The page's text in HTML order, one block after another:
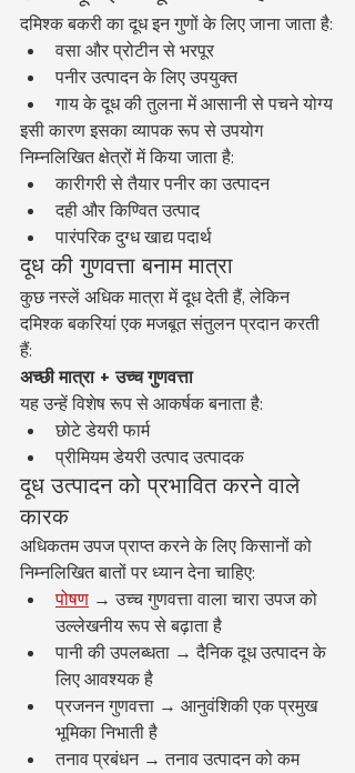
दमिश्क बकरी का दूध इन गुणों के लिए जाना जाता है:
वसा और प्रोटीन से भरपूर
पनीर उत्पादन के लिए उपयुक्त
गाय के दूध की तुलना में आसानी से पचने योग्य
इसी कारण इसका व्यापक रूप से उपयोग
निम्नलिखित क्षेत्रों में किया जाता है:
कारीगरी से तैयार पनीर का उत्पादन
दही और किण्वित उत्पाद
पारंपरिक दुग्ध खाद्य पदार्थ
दूध की गुणवत्ता बनाम मात्रा
कुछ नस्लें अधिक मात्रा में दूध देती हैं, लेकिन
दमिश्क बकरियां एक मजबूत संतुलन प्रदान करती
हैं:
अच्छी मात्रा + उच्च गुणवत्ता
यह उन्हें विशेष रूप से आकर्षक बनाता है:
छोटे डेयरी फार्म
प्रीमियम डेयरी उत्पाद उत्पादक
दूध उत्पादन को प्रभावित करने वाले
कारक
अधिकतम उपज प्राप्त करने के लिए किसानों को
निम्नलिखित बातों पर ध्यान देना चाहिए:
पोषण → उच्च गुणवत्ता वाला चारा उपज को
उल्लेखनीय रूप से बढ़ाता है
पानी की उपलब्धता → दैनिक दूध उत्पादन के
लिए आवश्यक है
प्रजनन गुणवत्ता → आनुवंशिकी एक प्रमुख
भूमिका निभाती है
तनाव प्रबंधन → तनाव उत्पादन को कम